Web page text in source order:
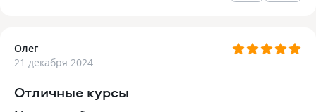
Олег
21 декабря 2024
Отличные курсы